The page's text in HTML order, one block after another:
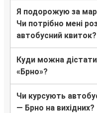
Я подорожую за
Чи потрібно мені
автобусний квиток?
Куди можна
«Брно»?
Чи курсують
— Брно на вихідних?